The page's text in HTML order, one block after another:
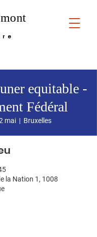
equitable -
Fédéral
mai
  |
Bruxelles
la Nation 1, 1008